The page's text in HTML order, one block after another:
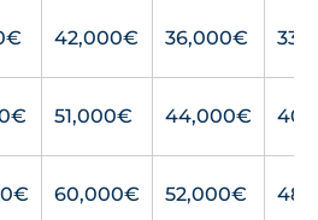
42,000€ 36,000€
51,000€ 44,000€
60,000€ 52,000€